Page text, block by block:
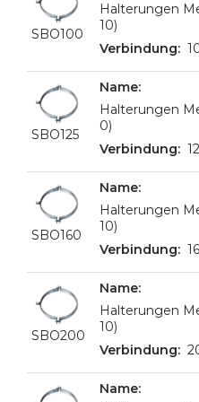
SBO100
Halterungen
10)
SBO125
Halterungen
0)
SBO160
Halterungen
10)
SBO200
Halterungen
10)